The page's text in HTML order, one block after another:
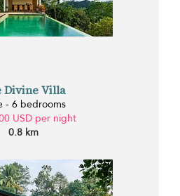
Divine Villa
- 6 bedrooms
USD per night
0.8 km